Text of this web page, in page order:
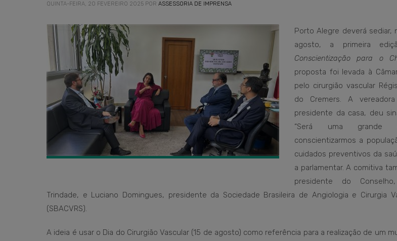
QUINTA-FEIRA, 20 FEVEREIRO 2025 POR ASSESSORIA DE IMPRENSA
Porto Alegre deverá sediar,
agosto, a primeira
Conscientização para o
proposta foi levada à
pelo cirurgião vascular
do Cremers. A
presidente da casa, deu
“Será uma grande
conscientizarmos a
cuidados preventivos da
a parlamentar. A comitiva
presidente do
Trindade, e Luciano Domingues, presidente da Sociedade Brasileira de Angiologia e Cirurgia
(SBACVRS).
A ideia é usar o Dia do Cirurgião Vascular (15 de agosto) como referência para a realização de um